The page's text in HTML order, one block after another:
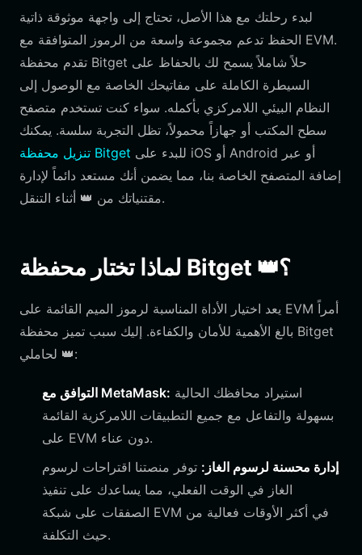
لبدء رحلتك مع هذا الأصل، تحتاج إلى واجهة موثوقة ذاتية
الحفظ تدعم مجموعة واسعة من الرموز المتوافقة مع EVM.
تقدم محفظة Bitget حلاً شاملاً يسمح لك بالحفاظ على
السيطرة الكاملة على مفاتيحك الخاصة مع الوصول إلى
النظام البيئي اللامركزي بأكمله. سواء كنت تستخدم متصفح
سطح المكتب أو جهازاً محمولاً، تظل التجربة سلسة. يمكنك
تنزيل محفظة Bitget
إضافة المتصفح الخاصة بنا، مما يضمن أنك مستعد دائماً لإدارة
مقتنياتك من 👑 أثناء التنقل.
لماذا تختار محفظة Bitget 👑؟
يعد اختيار الأداة المناسبة لرموز الميم القائمة على EVM أمراً
بالغ الأهمية للأمان والكفاءة. إليك سبب تميز محفظة Bitget
لحاملي 👑:
التوافق مع MetaMask:
بسهولة والتفاعل مع جميع التطبيقات اللامركزية القائمة
على EVM دون عناء.
إدارة محسنة لرسوم الغاز: توفر منصتنا اقتراحات لرسوم
الغاز في الوقت الفعلي، مما يساعدك على تنفيذ
الصفقات على شبكة EVM في أكثر الأوقات فعالية من
حيث التكلفة.